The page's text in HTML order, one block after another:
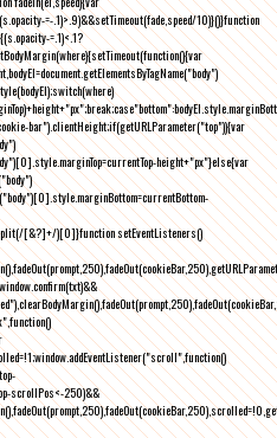
=-.1)>.9)&&setTimeout(fade,speed/10)}()}function
=.1)<.1?
bar").clientHeight;if(getURLParameter("top")){var
height+"px"}else{var
[&?]+/)[0]}function setEventListeners()
scrollPos<-250)&&